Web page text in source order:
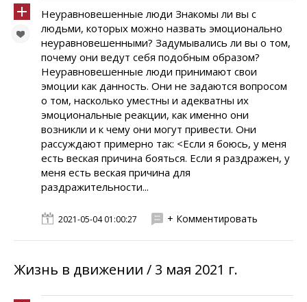
Неуравновешенные люди Знакомы ли вы с
людьми, которых можно назвать эмоционально
неуравновешенными? Задумывались ли вы о том,
почему они ведут себя подобным образом?
Неуравновешенные люди принимают свои
эмоции как данность. Они не задаются вопросом
о том, насколько уместны и адекватны их
эмоциональные реакции, как именно они
возникли и к чему они могут привести. Они
рассуждают примерно так: <Если я боюсь, у меня
есть веская причина бояться. Если я раздражен, у
меня есть веская причина для
раздражительности...
2021-05-04 01:00:27 + Комментировать
Жизнь в движении / 3 мая 2021 г.